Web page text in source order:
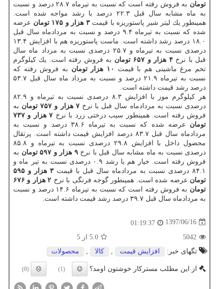
تومان
به فروش رفته است كه نسبت به تیرماه ۲۸.۷ درصد و نسبت
به ماه مشابه سال قبل ۲۲.۳ درصد با رشد مواجه شده است.
همینطور یك لیتر شیر پاستوریزه با قیمت۳ هزار و ۱۷۵ تومان
عرضه
شده كه نسبت به تیرماه ۹.۴ درصد و نسبت به مردادماه سال قبل
۱۸.۰ درصد رشد داشته است. ماست پاستوریزه هم با افزایش ۱۳.۴
درصدی نسبت به تیرماه و ۲۵.۷ درصدی نسبت به مرداد ماه سال
قبل با نرخ۴ هزار و ۶۵۷ تومان
به فروش رفته است. یك كیلوگرم
تخم مرغ ماشینی هم با قیمت
۱۰ هزار تومان
به فروش رفته كه
نسبت به تیرماه ۲۱.۹ درصد و نسبت به مرداد ماه سال قبل ۵۳.۷
درصد رشد قیمت داشته است.
هر كیلوگرم موز با افزایش ۸.۳ درصدی نسبت به تیرماه و ۸۲.۹
درصدی نسبت به مردادماه سال قبل با نرخ۷ هزار و ۷۵۷ تومان
به
فروش رفته است. همینطور سیب درختی زرد با نرخ
۷ هزار و ۷۳۷
تومان
عرضه شده كه نسبت به تیرماه ۳۸.۶ درصد و نسبت به
مردادماه سال قبل ۸۳.۷ درصد افزایش قیمت داشته است. پرتقال
محصول داخل با افزایش ۲۹.۸ درصدی نسبت به تیرماه و ۸۵.۸
درصدی نسبت به ماه مشابه سال قبل با نرخ۹ هزار و ۵۹۷ تومان
به
فروش رفته است. خیار هم با رشد ۰.۹ درصدی نسبت به تیر ماه و
۸۴.۱ درصدی نسبت به مردادماه سال قبل با قیمت
۳ هزار و ۵۹۵
تومان عرضه شده است. همینطور گوجه فرنگی با نرخ
۲ هزار و ۶۷۶
تومان
به فروش رفته است كه نسبت به تیرماه ۱۴.۶ درصد و نسبت
به مردادماه سال قبل ۳۹.۷ درصد رشد قیمت داشته است.
1397/06/16
01:19:37
5042
5.0 از 5
تگهای خبر:
افزایش قیمت كالا محصولات
از این مطلب مسترکار خوشتون اومد؟ (1)
(0)